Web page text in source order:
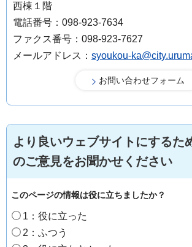
西棟１階
電話番号：098-923-7634
ファクス番号：098-923-7627
メールアドレス： syoukou-
より良いウェブサイトにするた
のご意見をお聞かせください
このページの情報は役に立ちましたか？
1：役に立った
2：ふつう